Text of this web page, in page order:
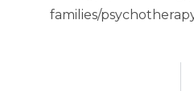
families/